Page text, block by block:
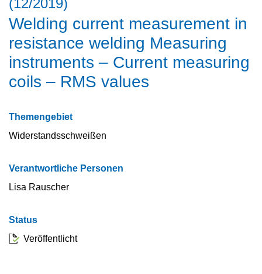
Welding current measurement in
resistance welding Measuring
instruments – Current measuring
coils – RMS values
Themengebiet
Widerstandsschweißen
Verantwortliche Personen
Lisa Rauscher
Status
Veröffentlicht